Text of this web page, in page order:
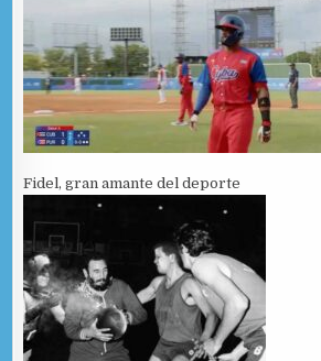
Fidel, gran amante del deporte